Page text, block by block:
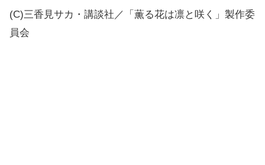
(C)三香見サカ・講談社／「薫る花は凛と咲く」製作委
員会